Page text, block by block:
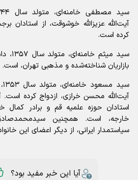
آیت‌الله عزیزالله خوشوقت، از استادان
کرده است.
سید
بازاریان شناخته‌شده و مذهبی تهران، است.
آیت‌الله محسن خرازی، ازدواج کرده
استادان حوزه علمیه قم و برادر کمال
خارجه، است. همچنین
سیاستمدار ایرانی، از دیگر اعضای این
آیا این خبر مفید بود؟